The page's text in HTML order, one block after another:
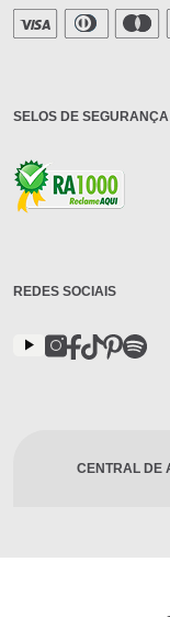
SELOS DE SEGURANÇA
REDES SOCIAIS
CENTRAL DE